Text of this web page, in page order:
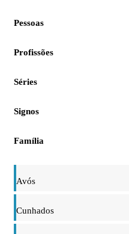
Pessoas
Profissões
Séries
Signos
Família
Avós
Cunhados